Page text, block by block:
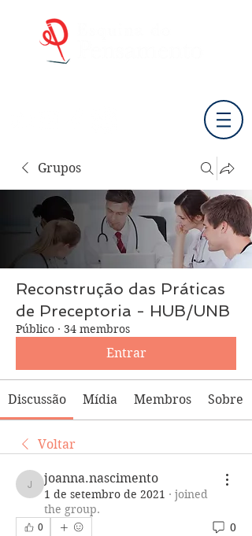
Grupos
Reconstrução das Práticas
de Preceptoria - HUB/UNB
Público · 34 membros
Entrar
Discussão Mídia Membros Sobre
Voltar
joanna.nascimento
joanna.nascimento
1 de setembro de 2021 · joined
the group.
0 0